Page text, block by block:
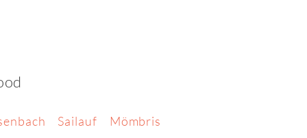
Sailauf
Mömbris